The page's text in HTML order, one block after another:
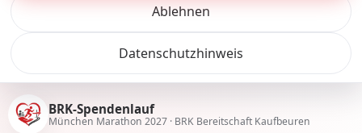
Datenschutzhinweis
Ablehnen
BRK-Spendenlauf
München Marathon 2027 · BRK Bereitschaft Kaufbeuren